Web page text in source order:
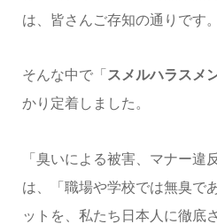
は、皆さんご存知の通りです。
そんな中で「 スメルハラスメ
かり定着しました。
「臭いによる被害、マナー違
は、「職場や学校では無臭で
ットを、私たち日本人に徹底